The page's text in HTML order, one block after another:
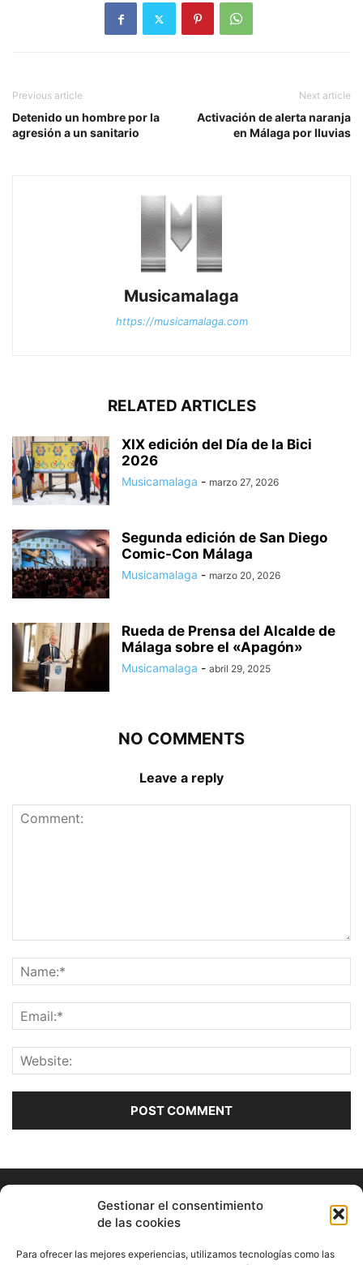
Gestionar el consentimiento
de las cookies
Para ofrecer las mejores experiencias, utilizamos tecnologías como las
Previous article
Detenido un hombre por la
agresión a un sanitario
Next article
Activación de alerta naranja
en Málaga por lluvias
Musicamalaga
https://musicamalaga.com
RELATED ARTICLES
XIX edición del Día de la Bici
2026
Musicamalaga - marzo 27, 2026
Segunda edición de San Diego
Comic-Con Málaga
Musicamalaga - marzo 20, 2026
Rueda de Prensa del Alcalde de
Málaga sobre el «Apagón»
Musicamalaga - abril 29, 2025
NO COMMENTS
Leave a reply